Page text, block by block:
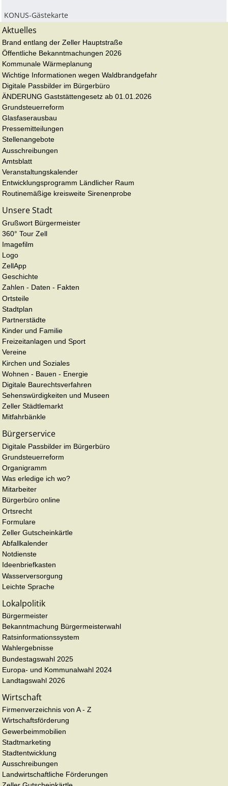
KONUS-Gästekarte
Aktuelles
Brand entlang der Zeller Hauptstraße
Öffentliche Bekanntmachungen 2026
Kommunale Wärmeplanung
Wichtige Informationen wegen Waldbrandgefahr
Digitale Passbilder im Bürgerbüro
ÄNDERUNG Gaststättengesetz ab 01.01.2026
Grundsteuerreform
Glasfaserausbau
Pressemitteilungen
Stellenangebote
Ausschreibungen
Amtsblatt
Veranstaltungskalender
Entwicklungsprogramm Ländlicher Raum
Routinemäßige kreisweite Sirenenprobe
Unsere Stadt
Grußwort Bürgermeister
360° Tour Zell
Imagefilm
Logo
ZellApp
Geschichte
Zahlen - Daten - Fakten
Ortsteile
Stadtplan
Partnerstädte
Kinder und Familie
Freizeitanlagen und Sport
Vereine
Kirchen und Soziales
Wohnen - Bauen - Energie
Digitale Baurechtsverfahren
Sehenswürdigkeiten und Museen
Zeller Städtlemarkt
Mitfahrbänkle
Bürgerservice
Digitale Passbilder im Bürgerbüro
Grundsteuerreform
Organigramm
Was erledige ich wo?
Mitarbeiter
Bürgerbüro online
Ortsrecht
Formulare
Zeller Gutscheinkärtle
Abfallkalender
Notdienste
Ideenbriefkasten
Wasserversorgung
Leichte Sprache
Lokalpolitik
Bürgermeister
Bekanntmachung Bürgermeisterwahl
Ratsinformationssystem
Wahlergebnisse
Bundestagswahl 2025
Europa- und Kommunalwahl 2024
Landtagswahl 2026
Wirtschaft
Firmenverzeichnis von A - Z
Wirtschaftsförderung
Gewerbeimmobilien
Stadtmarketing
Stadtentwicklung
Ausschreibungen
Landwirtschaftliche Förderungen